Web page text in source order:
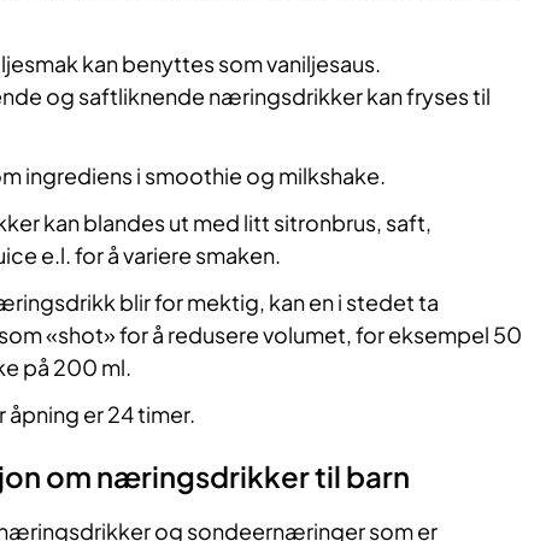
kan benyttes som vaniljesaus.
og saftliknende næringsdrikker kan fryses til
ingrediens i smoothie og milkshake.
kan blandes ut med litt sitronbrus, saft,
e.l. for å variere smaken.
blir for mektig, kan en i stedet ta
«shot» for å redusere volumet, for eksempel 50
på 200 ml.
er 24 timer.
om næringsdrikker til barn
og sondeernæringer som er